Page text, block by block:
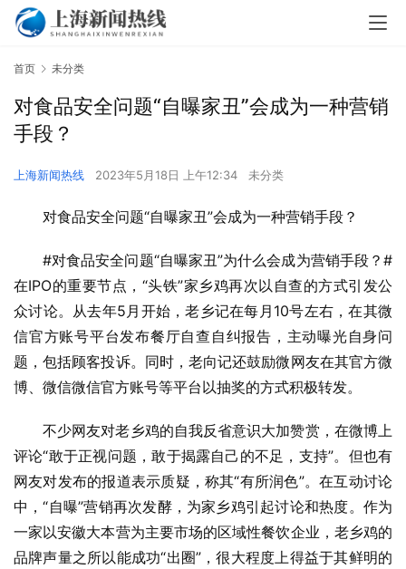
首页 未分类
对食品安全问题“自曝家丑”会成为一种营销
手段？
上海新闻热线 2023年5月18日 上午12:34 未分类
对食品安全问题“自曝家丑”会成为一种营销手段？
#对食品安全问题“自曝家丑”为什么会成为营销手段？#
在IPO的重要节点，“头铁”家乡鸡再次以自查的方式引发公
众讨论。从去年5月开始，老乡记在每月10号左右，在其微
信官方账号平台发布餐厅自查自纠报告，主动曝光自身问
题，包括顾客投诉。同时，老向记还鼓励微网友在其官方微
博、微信微信官方账号等平台以抽奖的方式积极转发。
不少网友对老乡鸡的自我反省意识大加赞赏，在微博上
评论“敢于正视问题，敢于揭露自己的不足，支持”。但也有
网友对发布的报道表示质疑，称其“有所润色”。在互动讨论
中，“自曝”营销再次发酵，为家乡鸡引起讨论和热度。作为
一家以安徽大本营为主要市场的区域性餐饮企业，老乡鸡的
品牌声量之所以能成功“出圈”，很大程度上得益于其鲜明的